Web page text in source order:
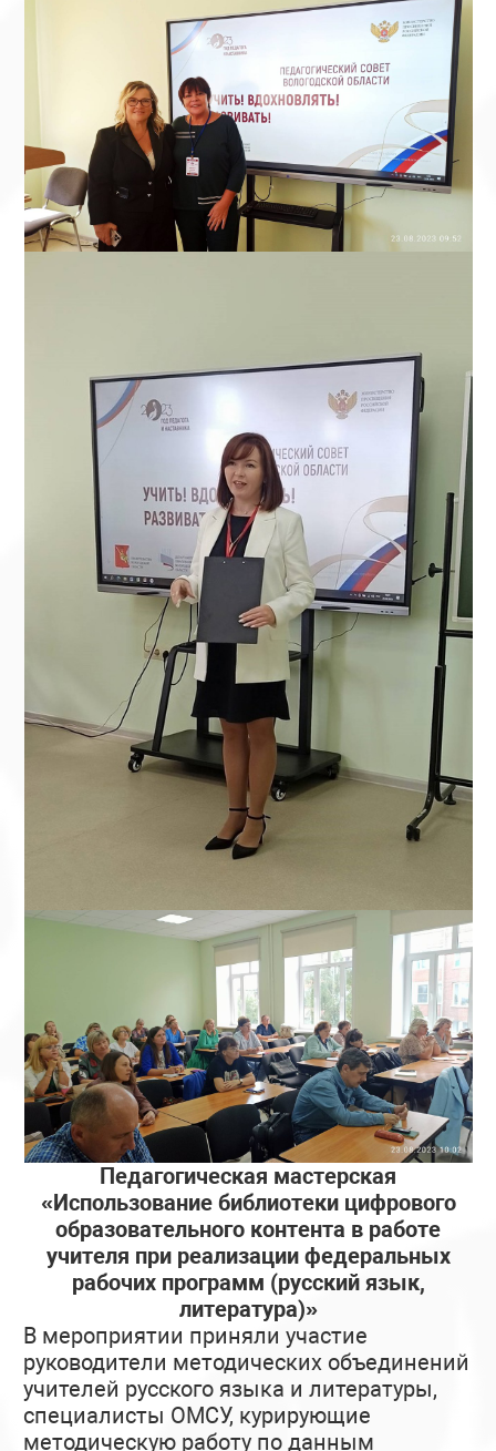
Педагогическая мастерская
«Использование библиотеки цифрового
образовательного контента в работе
учителя при реализации федеральных
рабочих программ (русский язык,
литература)»
В мероприятии приняли участие
руководители методических объединений
учителей русского языка и литературы,
специалисты ОМСУ, курирующие
методическую работу по данным